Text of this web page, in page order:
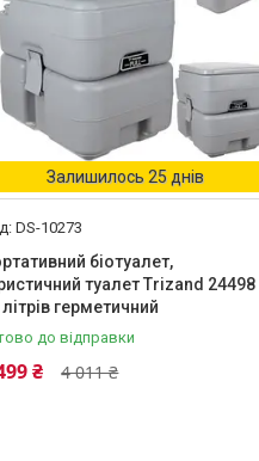
Залишилось 25 днів
DS-10273
біотуалет,
туалет Trizand 24498
герметичний
до відправки
4 011 ₴
₴